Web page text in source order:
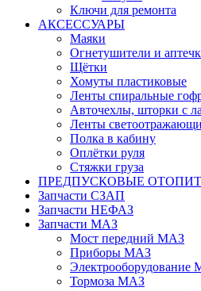
Ключи для ремонта
АКСЕССУАРЫ
Маяки
Огнетушители и
Щётки
Хомуты пластиковые
Ленты спиральные
Авточехлы, шторки с
Ленты
Полка в кабину
Оплётки руля
Cтяжки груза
ПРЕДПУСКОВЫЕ
Запчасти СЗАП
Запчасти НЕФАЗ
Запчасти МАЗ
Мост передний МАЗ
Приборы МАЗ
Электрооборудование
Тормоза МАЗ